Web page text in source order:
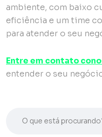
ambiente, com baixo
eficiência e um time
para atender o seu
Entre em contato
entender o seu